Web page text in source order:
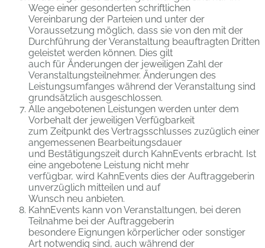
Wege einer gesonderten schriftlichen
Vereinbarung der Parteien und unter der
Voraussetzung möglich, dass sie von den mit der
Durchführung der Veranstaltung beauftragten Dritten
geleistet werden können. Dies gilt
auch für Änderungen der jeweiligen Zahl der
Veranstaltungsteilnehmer. Änderungen des
Leistungsumfanges während der Veranstaltung sind
grundsätzlich ausgeschlossen.
Alle angebotenen Leistungen werden unter dem
Vorbehalt der jeweiligen Verfügbarkeit
zum Zeitpunkt des Vertragsschlusses zuzüglich einer
angemessenen Bearbeitungsdauer
und Bestätigungszeit durch KahnEvents erbracht. Ist
eine angebotene Leistung nicht mehr
verfügbar, wird KahnEvents dies der Auftraggeberin
unverzüglich mitteilen und auf
Wunsch neu anbieten.
KahnEvents kann von Veranstaltungen, bei deren
Teilnahme bei der Auftraggeberin
besondere Eignungen körperlicher oder sonstiger
Art notwendig sind, auch während der